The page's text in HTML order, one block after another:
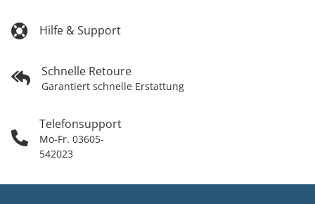
Hilfe & Support
Schnelle Retoure
Garantiert schnelle Erstattung
Telefonsupport
Mo-Fr. 03605-
542023